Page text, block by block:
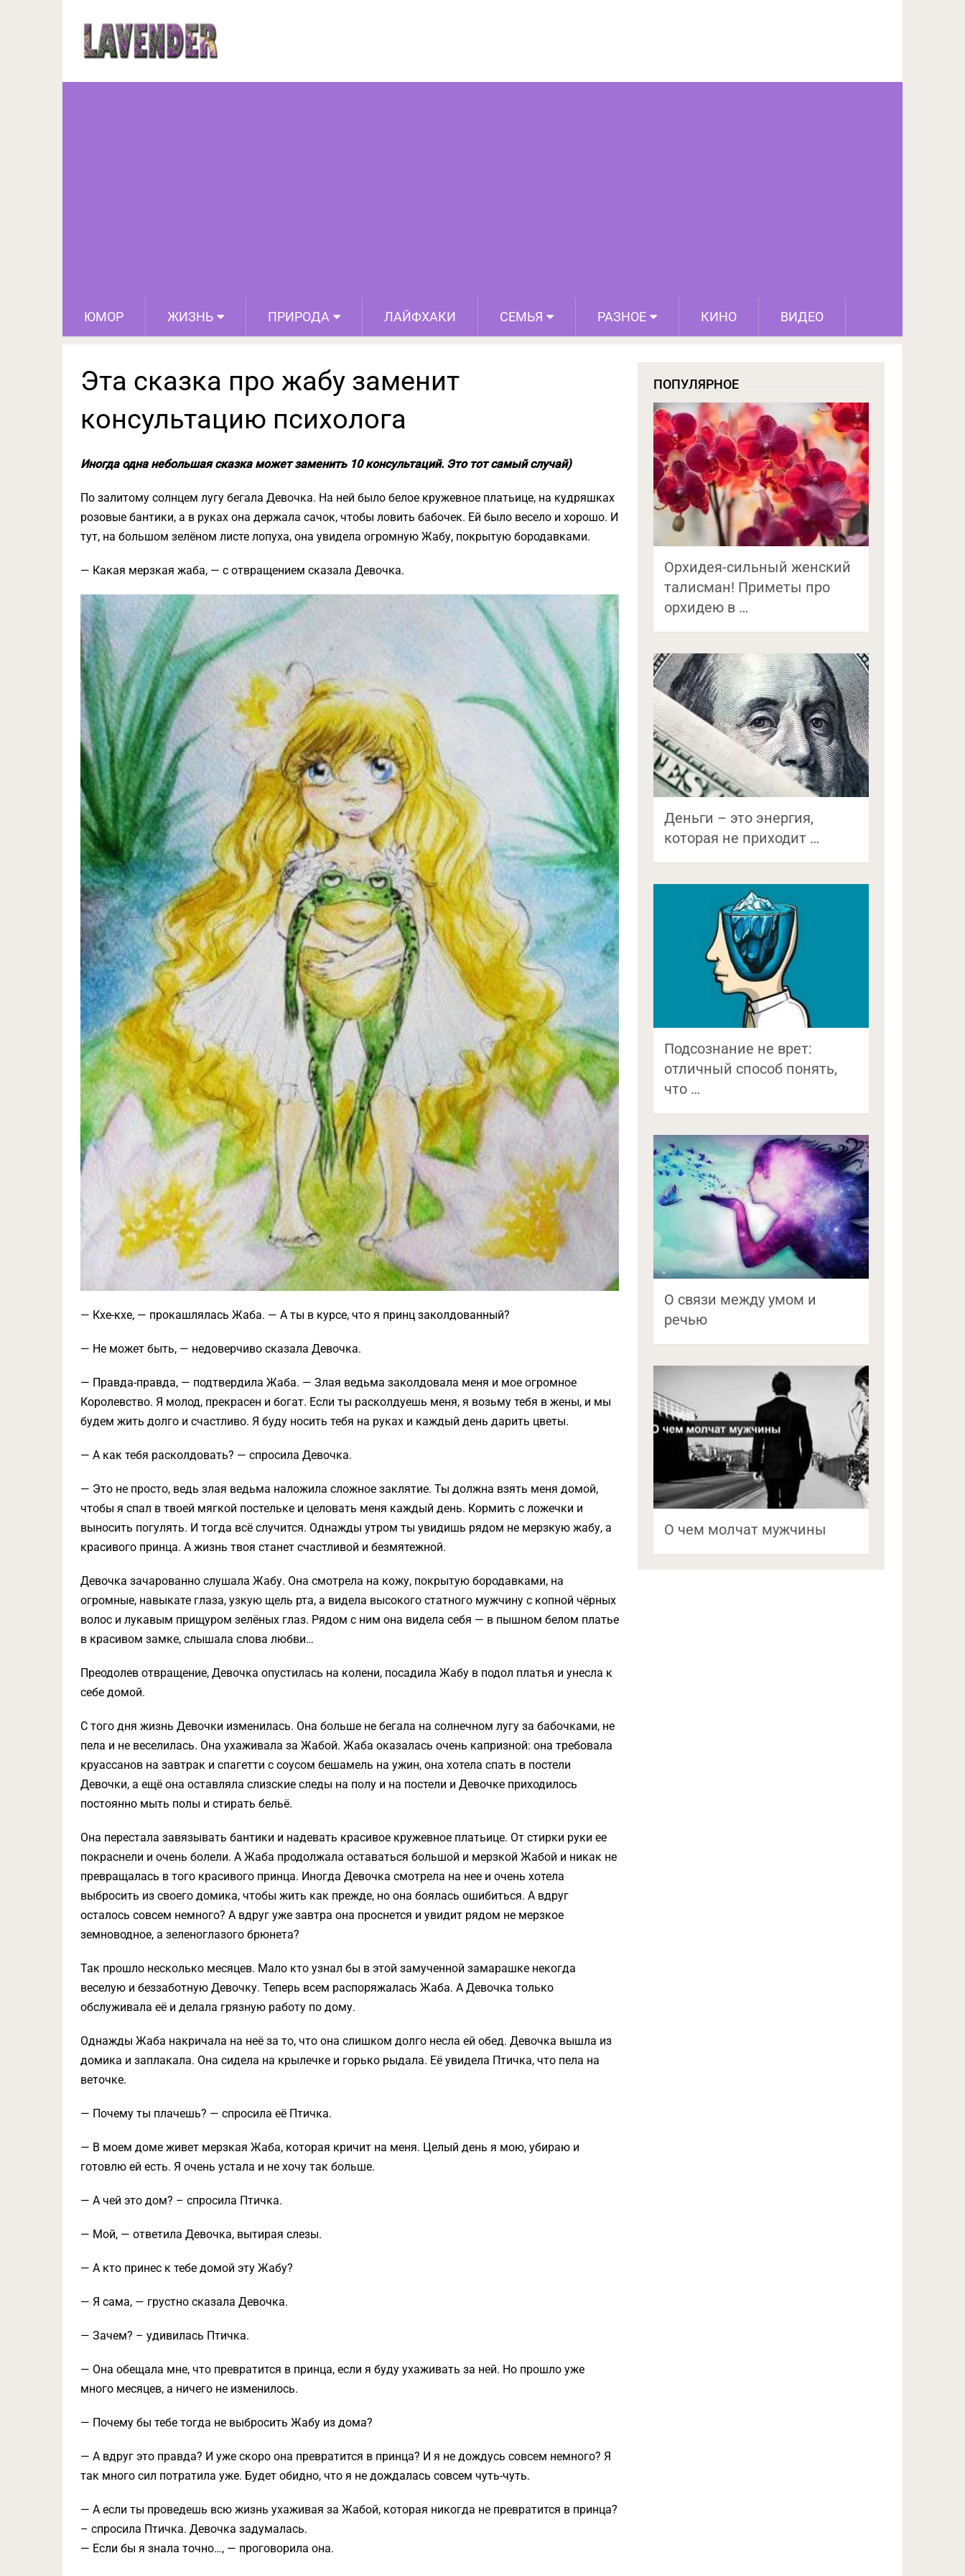
ЮМОР ЖИЗНЬ ПРИРОДА ЛАЙФХАКИ СЕМЬЯ РАЗНОЕ КИНО ВИДЕО
Эта сказка про жабу заменит консультацию психолога
Эта сказка про жабу заменит
консультацию психолога
Иногда одна небольшая сказка может заменить 10 консультаций. Это тот самый случай)
По залитому солнцем лугу бегала Девочка. На ней было белое кружевное платьице, на кудряшках
розовые бантики, а в руках она держала сачок, чтобы ловить бабочек. Ей было весело и хорошо. И
тут, на большом зелёном листе лопуха, она увидела огромную Жабу, покрытую бородавками.
— Какая мерзкая жаба, — с отвращением сказала Девочка.
— Кхе-кхе, — прокашлялась Жаба. — А ты в курсе, что я принц заколдованный?
— Не может быть, — недоверчиво сказала Девочка.
— Правда-правда, — подтвердила Жаба. — Злая ведьма заколдовала меня и мое огромное
Королевство. Я молод, прекрасен и богат. Если ты расколдуешь меня, я возьму тебя в жены, и мы
будем жить долго и счастливо. Я буду носить тебя на руках и каждый день дарить цветы.
— А как тебя расколдовать? — спросила Девочка.
— Это не просто, ведь злая ведьма наложила сложное заклятие. Ты должна взять меня домой,
чтобы я спал в твоей мягкой постельке и целовать меня каждый день. Кормить с ложечки и
выносить погулять. И тогда всё случится. Однажды утром ты увидишь рядом не мерзкую жабу, а
красивого принца. А жизнь твоя станет счастливой и безмятежной.
Девочка зачарованно слушала Жабу. Она смотрела на кожу, покрытую бородавками, на
огромные, навыкате глаза, узкую щель рта, а видела высокого статного мужчину с копной чёрных
волос и лукавым прищуром зелёных глаз. Рядом с ним она видела себя — в пышном белом платье
в красивом замке, слышала слова любви…
Преодолев отвращение, Девочка опустилась на колени, посадила Жабу в подол платья и унесла к
себе домой.
С того дня жизнь Девочки изменилась. Она больше не бегала на солнечном лугу за бабочками, не
пела и не веселилась. Она ухаживала за Жабой. Жаба оказалась очень капризной: она требовала
круассанов на завтрак и спагетти с соусом бешамель на ужин, она хотела спать в постели
Девочки, а ещё она оставляла слизские следы на полу и на постели и Девочке приходилось
постоянно мыть полы и стирать бельё.
Она перестала завязывать бантики и надевать красивое кружевное платьице. От стирки руки ее
покраснели и очень болели. А Жаба продолжала оставаться большой и мерзкой Жабой и никак не
превращалась в того красивого принца. Иногда Девочка смотрела на нее и очень хотела
выбросить из своего домика, чтобы жить как прежде, но она боялась ошибиться. А вдруг
осталось совсем немного? А вдруг уже завтра она проснется и увидит рядом не мерзкое
земноводное, а зеленоглазого брюнета?
Так прошло несколько месяцев. Мало кто узнал бы в этой замученной замарашке некогда
веселую и беззаботную Девочку. Теперь всем распоряжалась Жаба. А Девочка только
обслуживала её и делала грязную работу по дому.
Однажды Жаба накричала на неё за то, что она слишком долго несла ей обед. Девочка вышла из
домика и заплакала. Она сидела на крылечке и горько рыдала. Её увидела Птичка, что пела на
веточке.
— Почему ты плачешь? — спросила её Птичка.
— В моем доме живет мерзкая Жаба, которая кричит на меня. Целый день я мою, убираю и
готовлю ей есть. Я очень устала и не хочу так больше.
— А чей это дом? – спросила Птичка.
— Мой, — ответила Девочка, вытирая слезы.
— А кто принес к тебе домой эту Жабу?
— Я сама, — грустно сказала Девочка.
— Зачем? – удивилась Птичка.
— Она обещала мне, что превратится в принца, если я буду ухаживать за ней. Но прошло уже
много месяцев, а ничего не изменилось.
— Почему бы тебе тогда не выбросить Жабу из дома?
— А вдруг это правда? И уже скоро она превратится в принца? И я не дождусь совсем немного? Я
так много сил потратила уже. Будет обидно, что я не дождалась совсем чуть-чуть.
— А если ты проведешь всю жизнь ухаживая за Жабой, которая никогда не превратится в принца?
– спросила Птичка. Девочка задумалась.
— Если бы я знала точно…, — проговорила она.
ПОПУЛЯРНОЕ
Орхидея-сильный женский
талисман! Приметы про
орхидею в …
Деньги – это энергия,
которая не приходит …
Подсознание не врет:
отличный способ понять,
что …
О связи между умом и
речью
О чем молчат мужчины